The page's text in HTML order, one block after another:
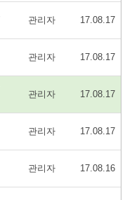
관리자 17.08.17
관리자 17.08.17
관리자 17.08.17
관리자 17.08.17
관리자 17.08.16